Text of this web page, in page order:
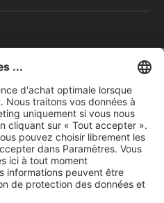
parleurs passifs
la période
?